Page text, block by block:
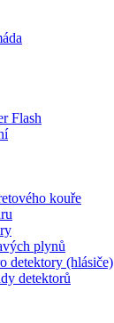
Flash
kouře
plynů
detektory (hlásiče)
detektorů